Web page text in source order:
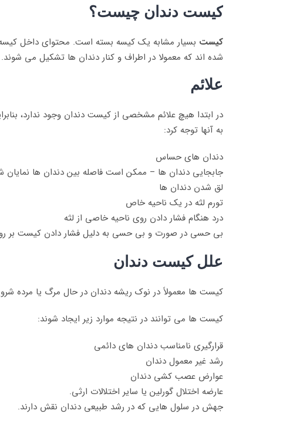
کیست دندان چیست؟
کیست بسیار مشابه یک کیسه بسته است. محتوای داخل کیسه
شده اند که معمولا در اطراف و کنار دندان ها تشکیل می
علائم
در ابتدا هیچ علائم مشخصی از کیست دندان وجود ندارد،
به آنها توجه کرد:
دندان های حساس
جابجایی دندان ها – ممکن است فاصله بین دندان ها نمایان
لق شدن دندان ها
تورم لثه در یک ناحیه خاص
درد هنگام فشار دادن روی ناحیه خاصی از لثه
بی حسی در صورت و بی حسی به دلیل فشار دادن کیست بر
علل کیست دندان
کیست ها معمولاً در نوک ریشه دندان در حال مرگ یا مرده
کیست ها می توانند در نتیجه موارد زیر ایجاد شوند:
قرارگیری نامناسب دندان های دائمی
رشد غیر معمول دندان
عوارض عصب کشی دندان
عارضه اختلال گورلین یا سایر اختلالات ارثی.
جهش در سلول هایی که در رشد طبیعی دندان نقش دارند.